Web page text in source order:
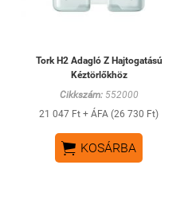
Tork H2 Adagló Z Hajtogatású
Kéztörlőkhöz
Cikkszám:552000
21 047 Ft + ÁFA (26 730 Ft)
 KOSÁRBA